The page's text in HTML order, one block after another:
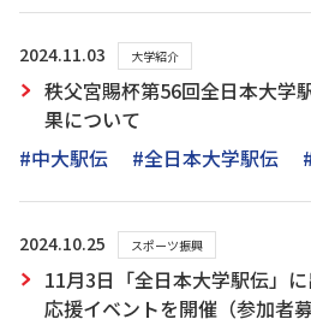
2024.11.03 大学紹介
秩父宮賜杯第56回全日本大学
果について
#中大駅伝
#全日本大学駅伝
2024.10.25 スポーツ振興
11月3日「全日本大学駅伝」
応援イベントを開催（参加者